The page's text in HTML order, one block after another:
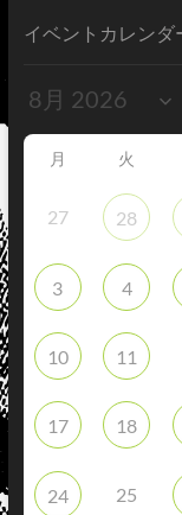
イベントカレンダ
月 火
27 28
3 4
10 11
17 18
24 25